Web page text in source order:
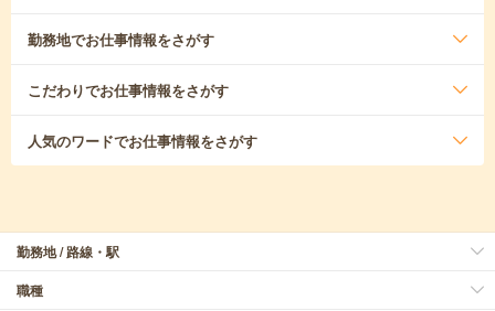
勤務地でお仕事情報をさがす
こだわりでお仕事情報をさがす
人気のワードでお仕事情報をさがす
勤務地 / 路線・駅
職種